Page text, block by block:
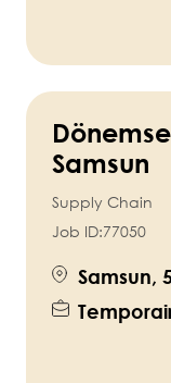
Samsun
Supply Chain
Job ID:77050
Samsun,